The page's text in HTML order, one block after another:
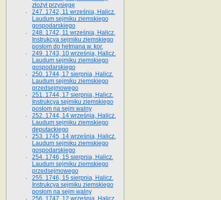
złożył przysięgę
247. 1742, 11 września, Halicz.
Laudum sejmiku ziemskiego
gospodarskiego
248. 1742, 11 września, Halicz.
Instrukcya sejmiku ziemskiego
posłom do hetmana w. kor.
249. 1743, 10 września, Halicz.
Laudum sejmiku ziemskiego
gospodarskiego
250. 1744, 17 sierpnia, Halicz.
Laudum sejmiku ziemskiego
przedsejmowego
251. 1744, 17 sierpnia, Halicz.
Instrukcya sejmiku ziemskiego
posłom na sejm walny
252. 1744, 14 września, Halicz.
Laudum sejmiku ziemskiego
deputackiego
253. 1745, 14 września, Halicz.
Laudum sejmiku ziemskiego
gospodarskiego
254. 1746, 15 sierpnia, Halicz.
Laudum sejmiku ziemskiego
przedsejmowego
255. 1746, 15 sierpnia, Halicz.
Instrukcya sejmiku ziemskiego
posłom na sejm walny
256. 1747, 12 września, Halicz.